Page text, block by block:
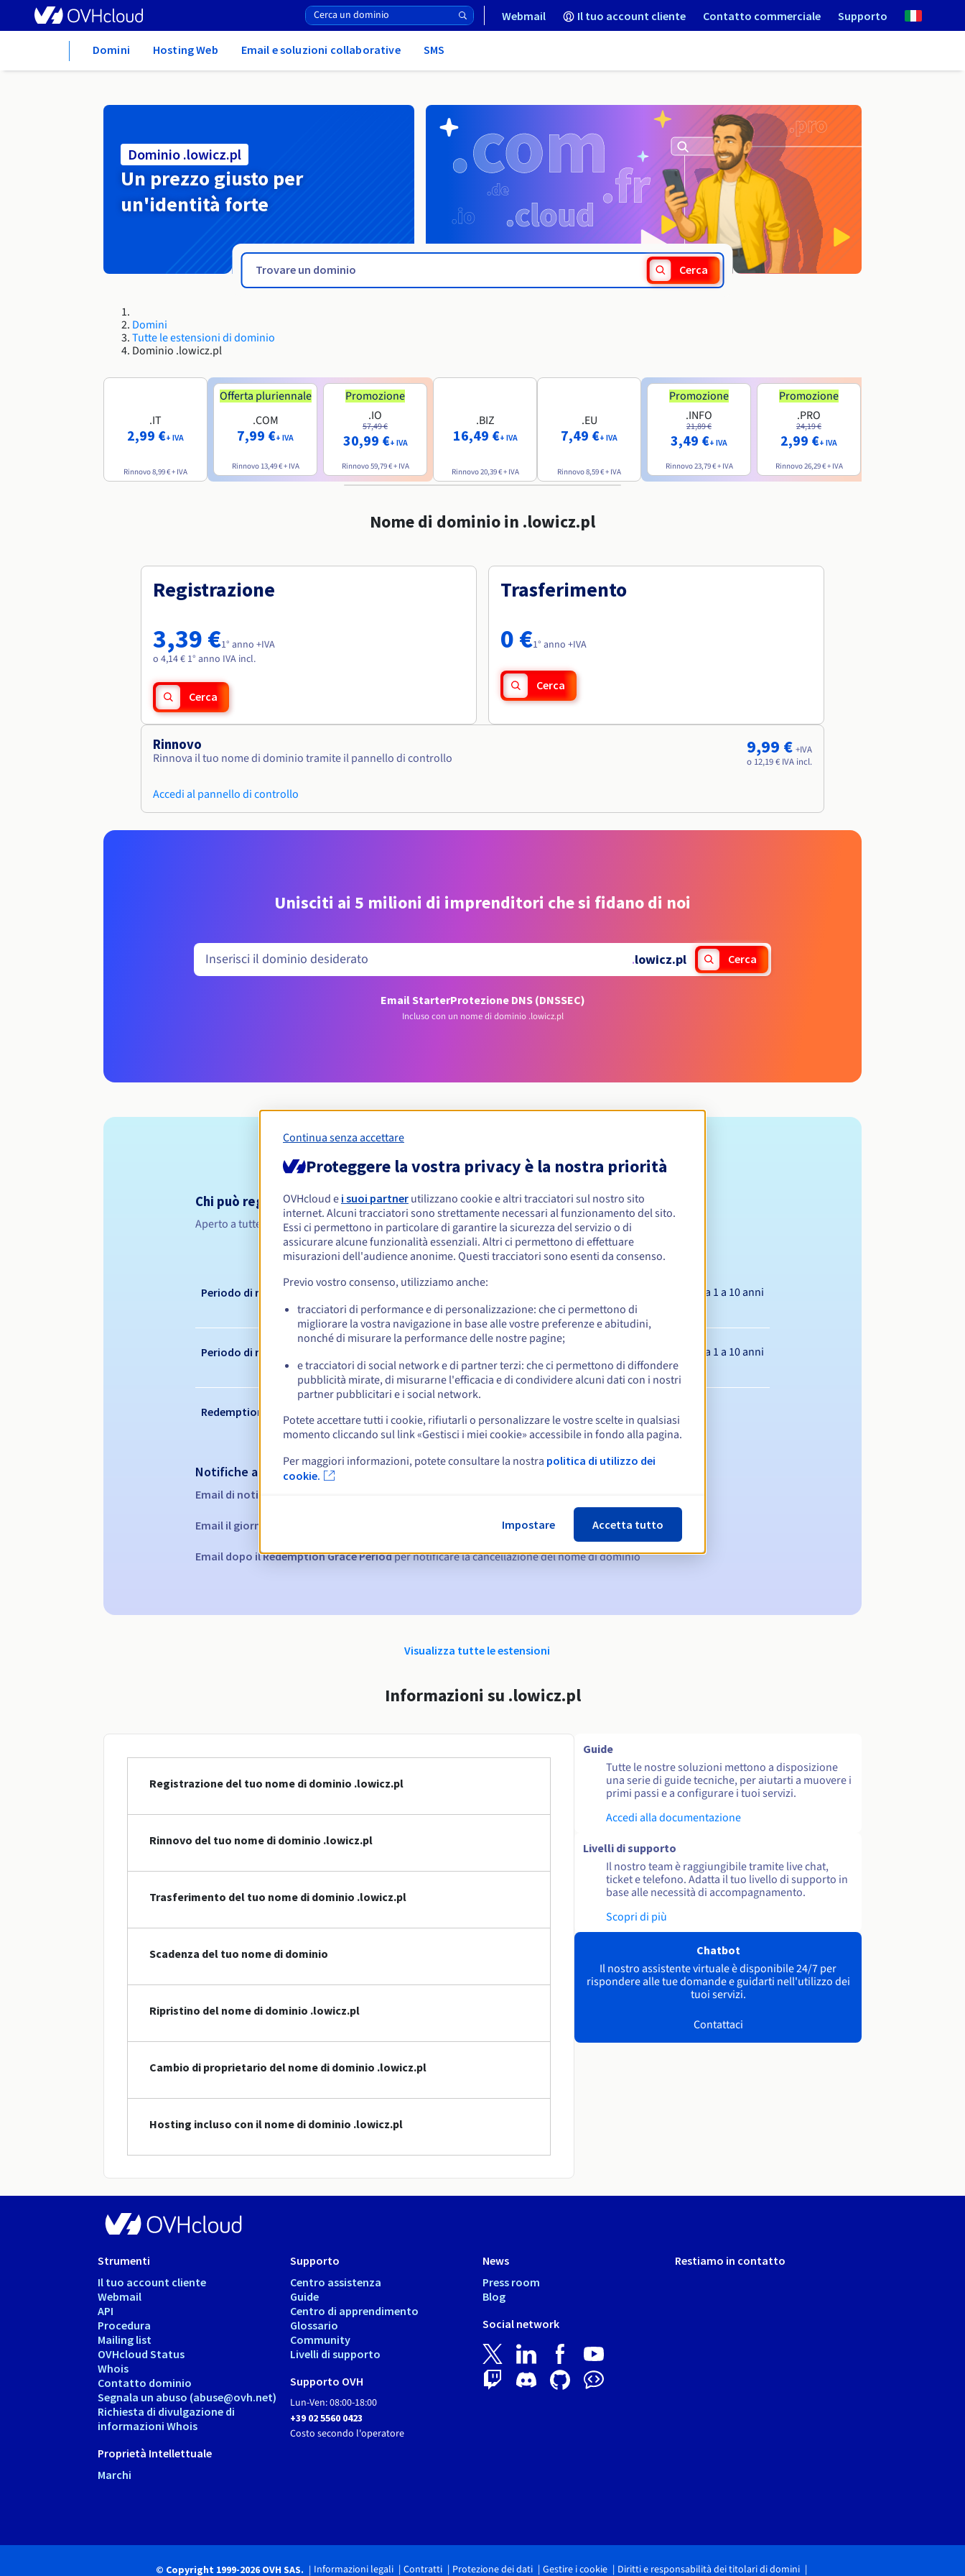
Webmail Il tuo account cliente Contatto commerciale Supporto
Domini Hosting Web Email e soluzioni collaborative SMS
Dominio .lowicz.pl
Un prezzo giusto per
un'identità forte
Cerca
Domini
Tutte le estensioni di dominio
Dominio .lowicz.pl
.IT
2,99 €+ IVA
Rinnovo8,99 €+ IVA
Offerta pluriennale
.COM
7,99 €+ IVA
Rinnovo 13,49 €+ IVA
Promozione
.IO
57,49 €
30,99 €+ IVA
Rinnovo59,79 €+ IVA
.BIZ
16,49 €+ IVA
Rinnovo20,39 €+ IVA
.EU
7,49 €+ IVA
Rinnovo8,59 €+ IVA
Promozione
.INFO
21,89 €
3,49 €+ IVA
Rinnovo23,79 €+ IVA
Promozione
.PRO
24,19 €
2,99 €+ IVA
Rinnovo26,29 €+ IVA
Nome di dominio in .lowicz.pl
Registrazione
3,39 €1° anno +IVA
o 4,14 € 1° anno IVA incl.
Cerca
Trasferimento
0 €1° anno +IVA
Cerca
Rinnovo
Rinnova il tuo nome di dominio tramite il pannello di controllo
Accedi al pannello di controllo
9,99 € +IVA
o 12,19 € IVA incl.
Unisciti ai 5 milioni di imprenditori che si fidano di noi
.lowicz.pl Cerca
Email StarterProtezione DNS (DNSSEC)
Incluso con un nome di dominio .lowicz.pl
Condizioni di idoneità
Chi può registrare un .lowicz.pl?
Aperto a tutte le persone fisiche o giuridiche, senza restrizioni geografiche.
Regole di gestione e notifiche
Periodo di registrazione Da 1 a 10 anni
Periodo di rinnovo Da 1 a 10 anni
Redemption period
Notifiche automatiche:
Email di notifica:
Email il giorno della scadenza per notificare la sospensione del nome di dominio
Email dopo il Redemption Grace Periodper notificare la cancellazione del nome di dominio
Visualizza tutte le estensioni
Informazioni su .lowicz.pl
Registrazione del tuo nome di dominio .lowicz.pl
Rinnovo del tuo nome di dominio .lowicz.pl
Trasferimento del tuo nome di dominio .lowicz.pl
Scadenza del tuo nome di dominio
Ripristino del nome di dominio .lowicz.pl
Cambio di proprietario del nome di dominio .lowicz.pl
Hosting incluso con il nome di dominio .lowicz.pl
Guide
Tutte le nostre soluzioni mettono a disposizione
una serie di guide tecniche, per aiutarti a muovere i
primi passi e a configurare i tuoi servizi.
Accedi alla documentazione
Livelli di supporto
Il nostro team è raggiungibile tramite live chat,
ticket e telefono. Adatta il tuo livello di supporto in
base alle necessità di accompagnamento.
Scopri di più
Chatbot
Il nostro assistente virtuale è disponibile 24/7 per
rispondere alle tue domande e guidarti nell'utilizzo dei
tuoi servizi.
Contattaci
Strumenti
Il tuo account cliente
Webmail
API
Procedura
Mailing list
OVHcloud Status
Whois
Contatto dominio
Segnala un abuso (abuse@ovh.net)
Richiesta di divulgazione di
informazioni Whois
Proprietà Intellettuale
Marchi
Supporto
Centro assistenza
Guide
Centro di apprendimento
Glossario
Community
Livelli di supporto
Supporto OVH
Lun-Ven: 08:00-18:00
+39 02 5560 0423
Costo secondo l'operatore
News
Press room
Blog
Social network
Restiamo in contatto
© Copyright 1999-2026 OVH SAS. Informazioni legali Contratti Protezione dei dati Gestire i cookie Diritti e responsabilità dei titolari di domini
Continua senza accettare
Proteggere la vostra privacy è la nostra priorità
OVHcloud e i suoi partner utilizzano cookie e altri tracciatori sul nostro sito
internet. Alcuni tracciatori sono strettamente necessari al funzionamento del sito.
Essi ci permettono in particolare di garantire la sicurezza del servizio o di
assicurare alcune funzionalità essenziali. Altri ci permettono di effettuare
misurazioni dell'audience anonime. Questi tracciatori sono esenti da consenso.
Previo vostro consenso, utilizziamo anche:
tracciatori di performance e di personalizzazione: che ci permettono di
migliorare la vostra navigazione in base alle vostre preferenze e abitudini,
nonché di misurare la performance delle nostre pagine;
e tracciatori di social network e di partner terzi: che ci permettono di diffondere
pubblicità mirate, di misurarne l'efficacia e di condividere alcuni dati con i nostri
partner pubblicitari e i social network.
Potete accettare tutti i cookie, rifiutarli o personalizzare le vostre scelte in qualsiasi
momento cliccando sul link «Gestisci i miei cookie» accessibile in fondo alla pagina.
Per maggiori informazioni, potete consultare la nostra politica di utilizzo dei
cookie.
Impostare Accetta tutto